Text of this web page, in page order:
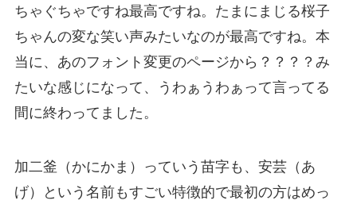
ちゃぐちゃですね最高ですね。たまにまじる桜子
ちゃんの変な笑い声みたいなのが最高ですね。本
当に、あのフォント変更のページから？？？？み
たいな感じになって、うわぁうわぁって言ってる
間に終わってました。
加二釜（かにかま）っていう苗字も、安芸（あ
げ）という名前もすごい特徴的で最初の方はめっ